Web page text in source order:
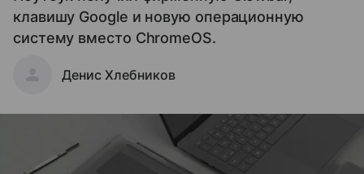
клавишу Google и новую операционную
систему вместо ChromeOS.
Денис Хлебников